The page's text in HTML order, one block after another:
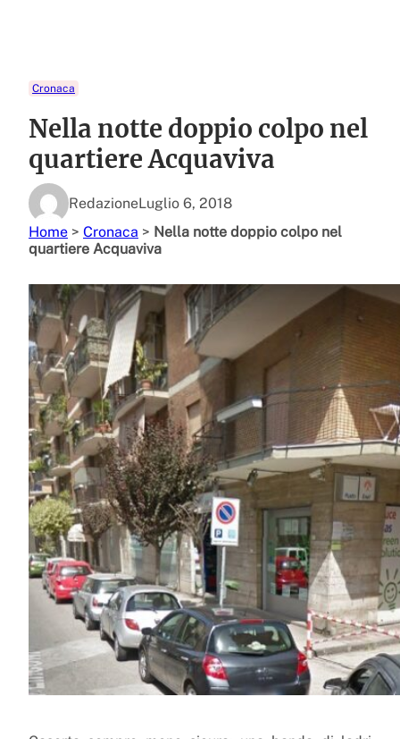
Cronaca
Nella notte doppio colpo nel
quartiere Acquaviva
RedazioneLuglio 6, 2018
Home > Cronaca > Nella notte doppio colpo nel
quartiere Acquaviva